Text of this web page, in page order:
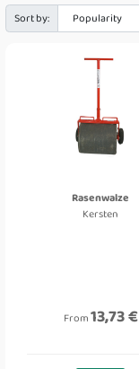
Sort by:
Rasenwalze
Kersten
From13,73 €